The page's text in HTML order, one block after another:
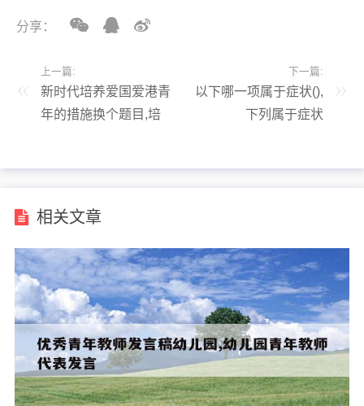
分享：
上一篇:
新时代培养爱国爱港青
年的措施换个题目,培
下一篇:
以下哪一项属于症状(),
下列属于症状
相关文章